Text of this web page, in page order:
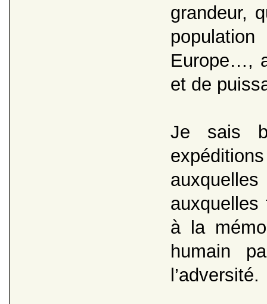
grandeur,
Europe…,
et de
Je sais
à la
humain
l’adversité.